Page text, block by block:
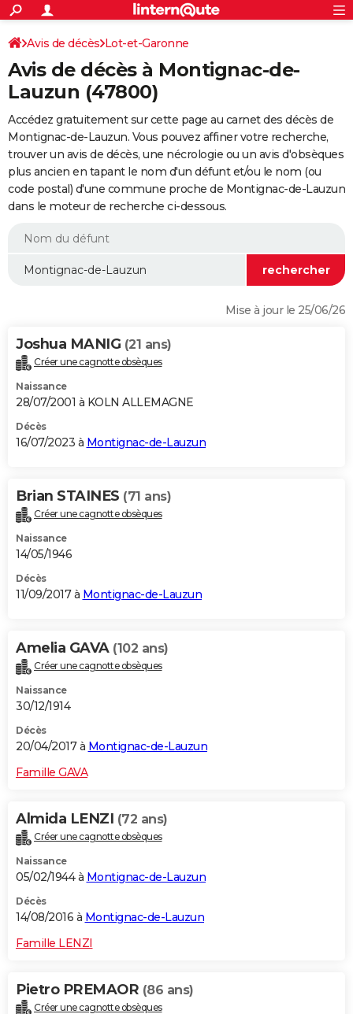
ACTUALITÉS
Politique
Société
Faits Divers
Education
Monde
Villes
+
SPORT
Coupe du monde 2026
Football
Tennis
Cyclisme
Rugby
Forum
FINANCE
Retraite
Impôts
Epargne
Immobilier
Risques naturels par ville
Banque
Assurance
Crédit
Essais
Réserver un essai
Citadines
Berlines
SUV
Forum auto
+
HIGH-TECH
Mobiles
Meilleur smartphone
Internet
Ordinateurs
Jeux vidéo
Guide high-tech
+
BRICOLAGE
Forum
Aménagement intérieur
Extérieur
Cuisine
Salle de bains
Jardinage
Rangement
WEEK-END
Guides de France
Escapades
Patrimoine
Expositions
Musées
Week-end nature
LIFESTYLE
Alimentation
Guide de la santé
Maladies
Médicaments
Sommeil
VOYAGE
Destinations
City break
Voyage nature
Voyage de noces
Forum
Climat
+PHOTO
GUIDES D'ACHAT
BONS PLANS
Carte de Noël
Carte Bonne année
Carte Saint-Valentin
Carte Pâques
Carte d'anniversaire
DICTIONNAIRE
PROGRAMME TV
COPAINS D'AVANT
S'inscrire
Se connecter
Lycées
Collèges
Primaires
Universités
Entreprises
Service militaire
Avis de recherche
AVIS DE DÉCÈS
Bricolage
Lifestyle
Culture
Sport
Auto
Television
Voyage
Cinema
Connexion
Avis de décès Lot-et-Garonne
Avis de décès à Montignac-de-
Lauzun (47800)
Accédez gratuitement sur cette page au carnet des décès de
Montignac-de-Lauzun. Vous pouvez affiner votre recherche,
trouver un avis de décès, une nécrologie ou un avis d'obsèques
plus ancien en tapant le nom d'un défunt et/ou le nom (ou
code postal) d'une commune proche de Montignac-de-Lauzun
dans le moteur de recherche ci-dessous.
Mise à jour le 25/06/26
Joshua MANIG (21 ans)
Créer une cagnotte obsèques
Naissance
28/07/2001 à KOLN ALLEMAGNE
Décès
16/07/2023 à Montignac-de-Lauzun
Brian STAINES (71 ans)
Créer une cagnotte obsèques
Naissance
14/05/1946
Décès
11/09/2017 à Montignac-de-Lauzun
Amelia GAVA (102 ans)
Créer une cagnotte obsèques
Naissance
30/12/1914
Décès
20/04/2017 à Montignac-de-Lauzun
Famille GAVA
Almida LENZI (72 ans)
Créer une cagnotte obsèques
Naissance
05/02/1944 à Montignac-de-Lauzun
Décès
14/08/2016 à Montignac-de-Lauzun
Famille LENZI
Pietro PREMAOR (86 ans)
Créer une cagnotte obsèques